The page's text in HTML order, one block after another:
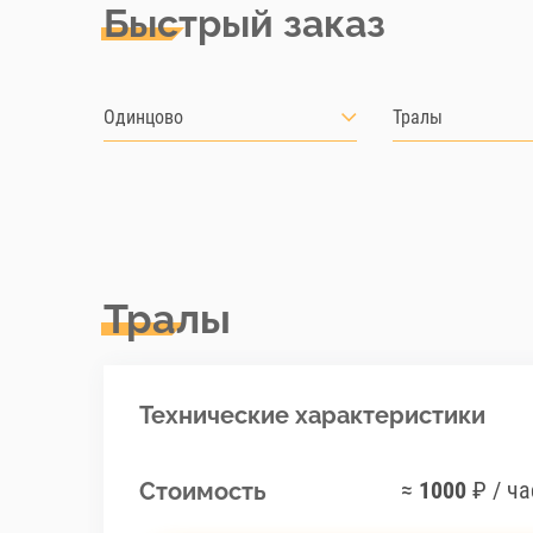
Быстрый заказ
Одинцово Тралы
Тралы
Технические характеристики
Стоимость ≈ 1000 ₽ /